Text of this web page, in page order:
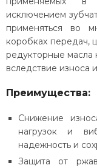
исключением
применяться во
коробках передач,
редукторные масла
вследствие износа
Преимущества:
Снижение
нагрузок и
надежность и
Защита от